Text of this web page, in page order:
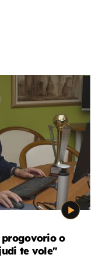
o
te vole"